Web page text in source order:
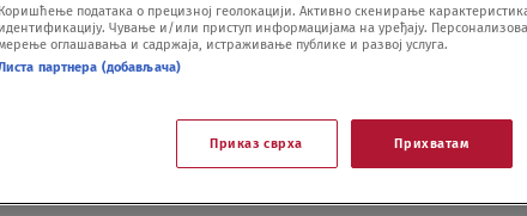
Коришћење података о прецизној геолокацији. Активно скенирање
идентификацију. Чување и/или приступ информацијама на уређају.
оглашавања и садржаја, истраживање публике и развој услуга.
партнера (добављача)
Приказ сврха Прихватам